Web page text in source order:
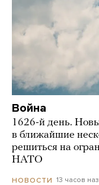
Война
1626-й день.
в ближайшие
решиться на
НАТО
НОВОСТИ 13 часов